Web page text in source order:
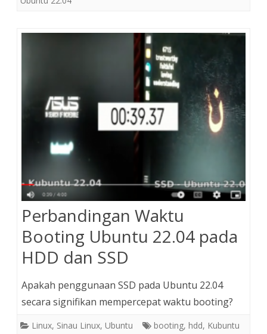
Perbandingan Waktu
Booting Ubuntu 22.04 pada
HDD dan SSD
Apakah penggunaan SSD pada Ubuntu 22.04
secara signifikan mempercepat waktu booting?
Linux, Sinau Linux, Ubuntu booting, hdd, Kubuntu